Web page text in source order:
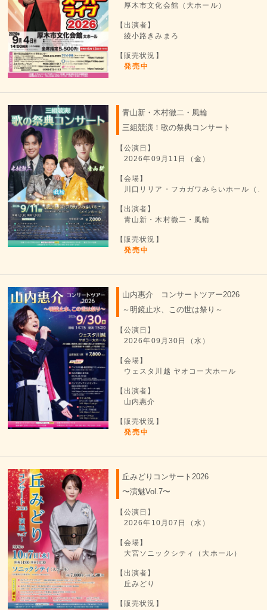
厚木市文化会館（大ホール）
【出演者】
綾小路きみまろ
【販売状況】
発売中
青山新・木村徹二・風輪
三組競演！歌の祭典コンサート
【公演日】
2026年09月11日（金）
【会場】
川口リリア・フカガワみらいホール（
【出演者】
青山新・木村徹二・風輪
【販売状況】
発売中
山内惠介 コンサートツアー2026
～明鏡止水、この世は祭り～
【公演日】
2026年09月30日（水）
【会場】
ウェスタ川越 ヤオコー大ホール
【出演者】
山内惠介
【販売状況】
発売中
丘みどりコンサート2026
〜演魅Vol.7〜
【公演日】
2026年10月07日（水）
【会場】
大宮ソニックシティ（大ホール）
【出演者】
丘みどり
【販売状況】